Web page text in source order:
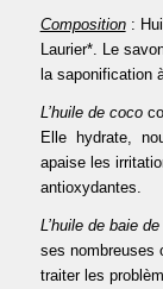
Composition:
Laurier*. Le
la saponification
L’huile de coco
Elle hydrate,
apaise les
antioxydantes.
L’huile de baie
ses nombreuses
traiter les